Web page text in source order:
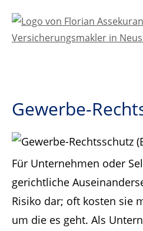
Gewerbe-
Für Unternehmen oder
gerichtliche
Risiko dar; oft kosten sie
um die es geht. Als